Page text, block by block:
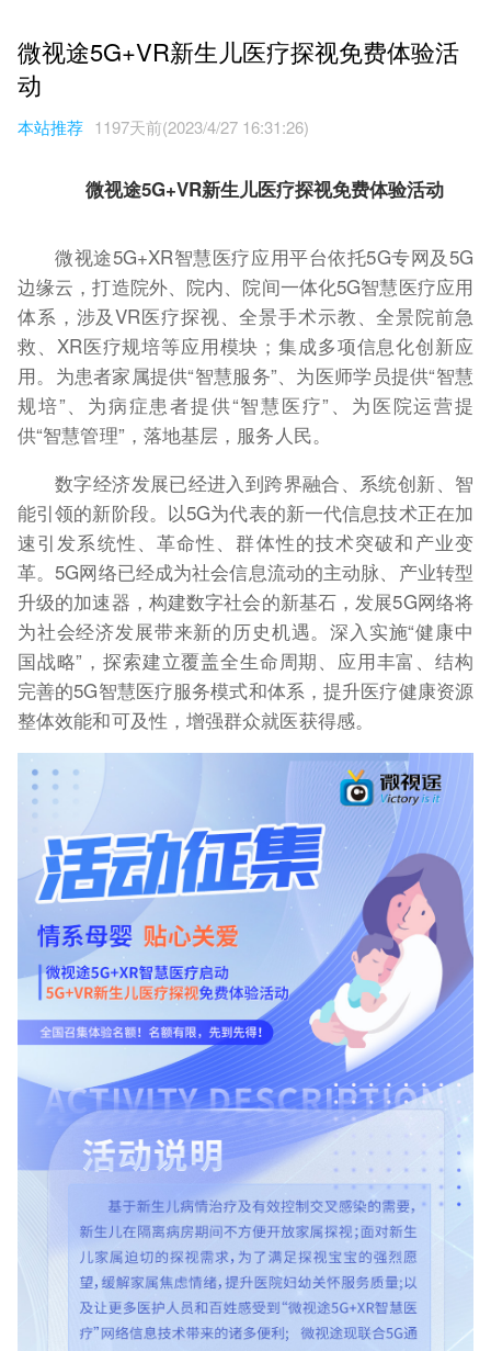
微视途5G+VR新生儿医疗探视免费体验活
动
本站推荐 1197天前(2023/4/27 16:31:26)
微视途5G+VR新生儿医疗探视免费体验活动
微视途5G+XR智慧医疗应用平台依托5G专网及5G
边缘云，打造院外、院内、院间一体化5G智慧医疗应用
体系，涉及VR医疗探视、全景手术示教、全景院前急
救、XR医疗规培等应用模块；集成多项信息化创新应
用。为患者家属提供“智慧服务”、为医师学员提供“智慧
规培”、为病症患者提供“智慧医疗”、为医院运营提
供“智慧管理”，落地基层，服务人民。
数字经济发展已经进入到跨界融合、系统创新、智
能引领的新阶段。以5G为代表的新一代信息技术正在加
速引发系统性、革命性、群体性的技术突破和产业变
革。5G网络已经成为社会信息流动的主动脉、产业转型
升级的加速器，构建数字社会的新基石，发展5G网络将
为社会经济发展带来新的历史机遇。深入实施“健康中
国战略”，探索建立覆盖全生命周期、应用丰富、结构
完善的5G智慧医疗服务模式和体系，提升医疗健康资源
整体效能和可及性，增强群众就医获得感。